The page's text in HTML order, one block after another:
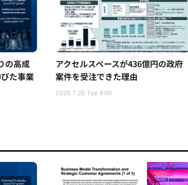
の高成
た事業
アクセルスペースが436億円の政府
案件を受注できた理由
2026.7.28 Tue 9:00